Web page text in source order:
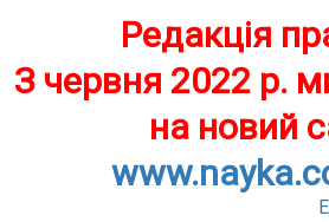
Редакція
З червня 2022 р.
на новий